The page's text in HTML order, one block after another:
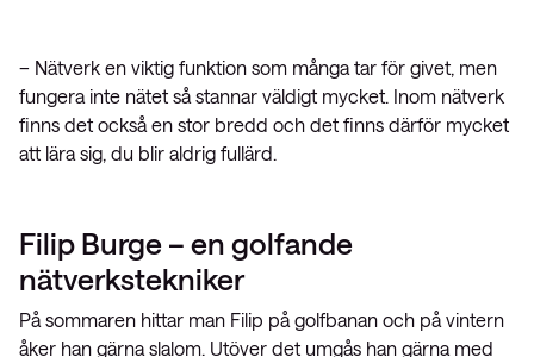
– Nätverk en viktig funktion som många tar för givet, men
fungera inte nätet så stannar väldigt mycket. Inom nätverk
finns det också en stor bredd och det finns därför mycket
att lära sig, du blir aldrig fullärd.
Filip Burge – en golfande
nätverkstekniker
På sommaren hittar man Filip på golfbanan och på vintern
åker han gärna slalom. Utöver det umgås han gärna med